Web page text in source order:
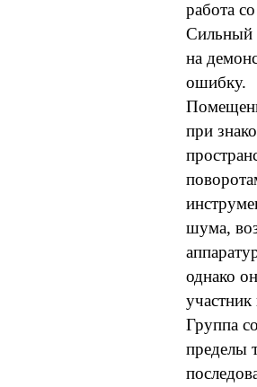
работа
Сильный
на
ошибку.
при
шума,
однако
Группа
пределы